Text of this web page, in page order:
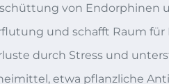
von Endorphinen
und schafft Raum
durch Stress und
etwa pflanzliche